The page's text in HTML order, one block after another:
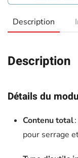
Description
Description
Détails du
Contenu total
pour serrage